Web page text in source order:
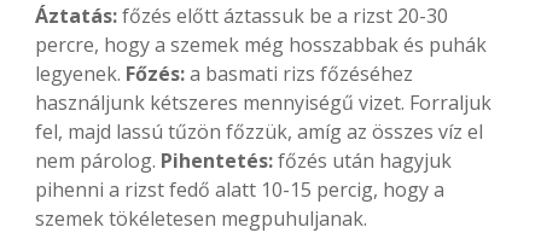
Áztatás:főzés előtt áztassuk be a rizst 20-30
percre, hogy a szemek még hosszabbak és puhák
legyenek. Főzés:a basmati rizs főzéséhez
használjunk kétszeres mennyiségű vizet. Forraljuk
fel, majd lassú tűzön főzzük, amíg az összes víz el
nem párolog. Pihentetés:főzés után hagyjuk
pihenni a rizst fedő alatt 10-15 percig, hogy a
szemek tökéletesen megpuhuljanak.